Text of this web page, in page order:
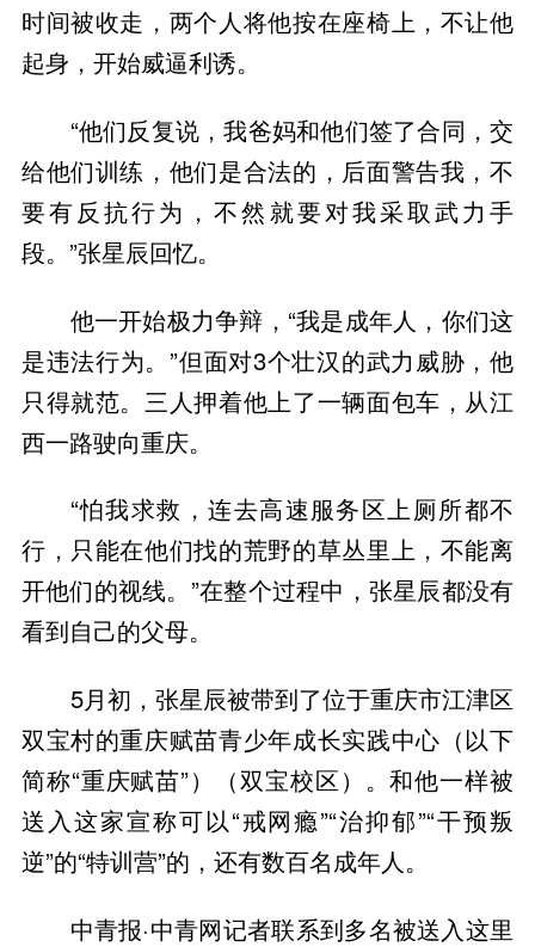
时间被收走，两个人将他按在座椅上，不让他
起身，开始威逼利诱。
“他们反复说，我爸妈和他们签了合同，交
给他们训练，他们是合法的，后面警告我，不
要有反抗行为，不然就要对我采取武力手
段。”张星辰回忆。
他一开始极力争辩，“我是成年人，你们这
是违法行为。”但面对3个壮汉的武力威胁，他
只得就范。三人押着他上了一辆面包车，从江
西一路驶向重庆。
“怕我求救，连去高速服务区上厕所都不
行，只能在他们找的荒野的草丛里上，不能离
开他们的视线。”在整个过程中，张星辰都没有
看到自己的父母。
5月初，张星辰被带到了位于重庆市江津区
双宝村的重庆赋苗青少年成长实践中心（以下
简称“重庆赋苗”）（双宝校区）。和他一样被
送入这家宣称可以“戒网瘾”“治抑郁”“干预叛
逆”的“特训营”的，还有数百名成年人。
中青报·中青网记者联系到多名被送入这里